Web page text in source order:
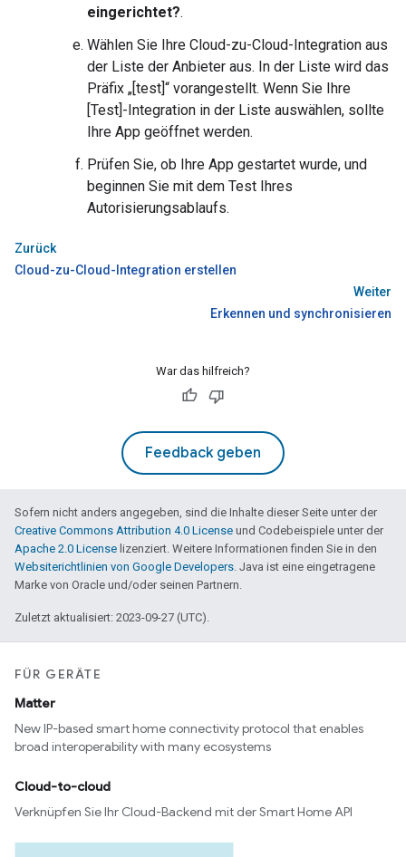
eingerichtet?.
Wählen Sie Ihre Cloud-zu-Cloud-Integration aus
der Liste der Anbieter aus. In der Liste wird das
Präfix „[test]“ vorangestellt. Wenn Sie Ihre
[Test]-Integration in der Liste auswählen, sollte
Ihre App geöffnet werden.
Prüfen Sie, ob Ihre App gestartet wurde, und
beginnen Sie mit dem Test Ihres
Autorisierungsablaufs.
Zurück
Cloud-zu-Cloud-Integration erstellen
Weiter
Erkennen und synchronisieren
War das hilfreich?
Feedback geben
Sofern nicht anders angegeben, sind die Inhalte dieser Seite unter der
Creative Commons Attribution 4.0 License und Codebeispiele unter der
Apache 2.0 License lizenziert. Weitere Informationen finden Sie in den
Websiterichtlinien von Google Developers . Java ist eine eingetragene
Marke von Oracle und/oder seinen Partnern.
Zuletzt aktualisiert: 2023-09-27 (UTC).
FÜR GERÄTE
Matter
New IP-based smart home connectivity protocol that enables
broad interoperability with many ecosystems
Cloud-to-cloud
Verknüpfen Sie Ihr Cloud-Backend mit der Smart Home API